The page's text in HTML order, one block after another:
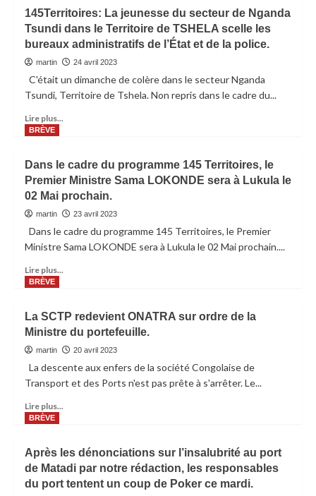
145Territoires: La jeunesse du secteur de Nganda
Tsundi dans le Territoire de TSHELA scelle les
bureaux administratifs de l’État et de la police.
martin 24 avril 2023
C'était un dimanche de colère dans le secteur Nganda
Tsundi, Territoire de Tshela. Non repris dans le cadre du...
Lire plus...
BRÈVE
Dans le cadre du programme 145 Territoires, le
Premier Ministre Sama LOKONDE sera à Lukula le
02 Mai prochain.
martin 23 avril 2023
Dans le cadre du programme 145 Territoires, le Premier
Ministre Sama LOKONDE sera à Lukula le 02 Mai prochain....
Lire plus...
BRÈVE
La SCTP redevient ONATRA sur ordre de la
Ministre du portefeuille.
martin 20 avril 2023
La descente aux enfers de la société Congolaise de
Transport et des Ports n'est pas prête à s'arrêter. Le...
Lire plus...
BRÈVE
Après les dénonciations sur l’insalubrité au port
de Matadi par notre rédaction, les responsables
du port tentent un coup de Poker ce mardi.